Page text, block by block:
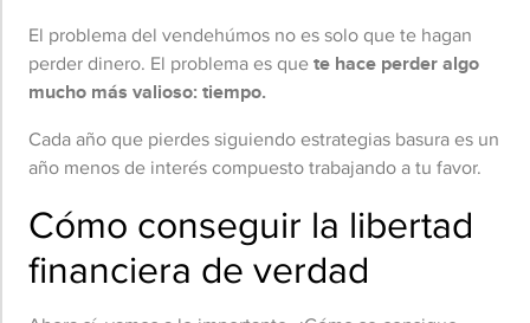
El problema del vendehúmos no es solo que te hagan
perder dinero. El problema es quete hace perder algo
mucho más valioso: tiempo.
Cada año que pierdes siguiendo estrategias basura es un
año menos de interés compuesto trabajando a tu favor.
Cómo conseguir la libertad
financiera de verdad